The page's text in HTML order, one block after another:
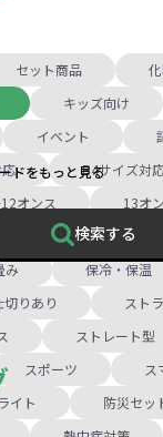
セット商品
キッズ向け
イベント
B4サイズ対
オンス 13オ
ファスナ
み 保冷・保温
切りあり スト
ストレート型
スポーツ ス
ライト 防災セッ
ドをもっと見る
検索する